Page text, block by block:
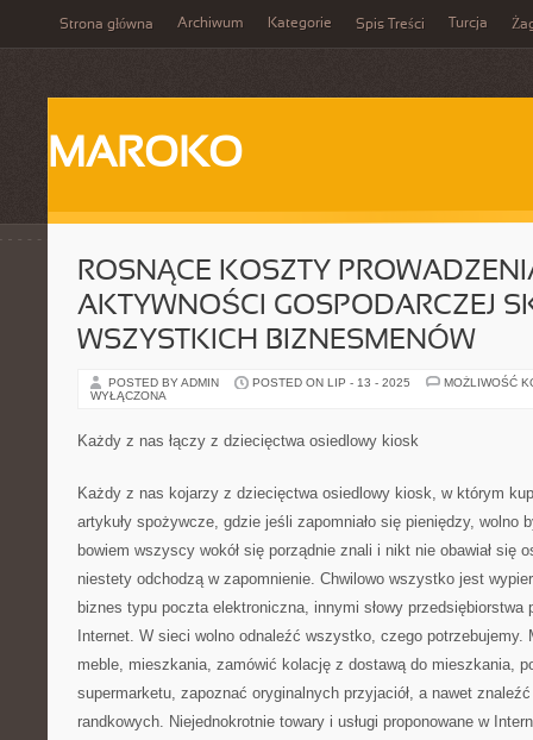
Strona główna Archiwum Kategorie Spis Treści Turcja
MAROKO
ROSNĄCE KOSZTY
AKTYWNOŚCI GOSPODARCZEJ
WSZYSTKICH BIZNESMENÓW
POSTED BY ADMIN POSTED ON LIP - 13 - 2025
MOŻLIWOŚĆ
WYŁĄCZONA
Każdy z nas łączy z dziecięctwa osiedlowy kiosk
Każdy z nas kojarzy z dziecięctwa osiedlowy kiosk, w którym
artykuły spożywcze, gdzie jeśli zapomniało się pieniędzy, wolno
bowiem wszyscy wokół się porządnie znali i nikt nie obawiał się
niestety odchodzą w zapomnienie. Chwilowo wszystko jest
biznes typu poczta elektroniczna, innymi słowy przedsiębiorstwa
Internet. W sieci wolno odnaleźć wszystko, czego potrzebujemy.
meble, mieszkania, zamówić kolację z dostawą do mieszkania,
supermarketu, zapoznać oryginalnych przyjaciół, a nawet
randkowych. Niejednokrotnie towary i usługi proponowane w